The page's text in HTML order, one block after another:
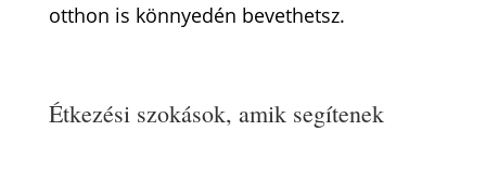
otthon is könnyedén bevethetsz.
Étkezési szokások, amik segítenek